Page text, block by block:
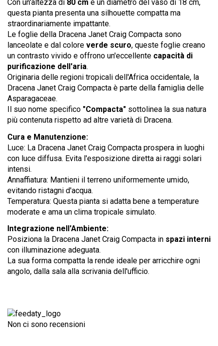
Con un'altezza di 80 cm e un diametro del vaso di 18 cm,
questa pianta presenta una silhouette compatta ma
straordinariamente impattante.
Le foglie della Dracena Janet Craig Compacta sono
lanceolate e dal colore verde scuro, queste foglie creano
un contrasto vivido e offrono un'eccellente capacità di
purificazione dell'aria.
Originaria delle regioni tropicali dell'Africa occidentale, la
Dracena Janet Craig Compacta è parte della famiglia delle
Asparagaceae.
Il suo nome specifico "Compacta" sottolinea la sua natura
più contenuta rispetto ad altre varietà di Dracena.
Cura e Manutenzione:
Luce: La Dracena Janet Craig Compacta prospera in luoghi
con luce diffusa. Evita l'esposizione diretta ai raggi solari
intensi.
Annaffiatura: Mantieni il terreno uniformemente umido,
evitando ristagni d'acqua.
Temperatura: Questa pianta si adatta bene a temperature
moderate e ama un clima tropicale simulato.
Integrazione nell'Ambiente:
Posiziona la Dracena Janet Craig Compacta in spazi interni
con illuminazione adeguata.
La sua forma compatta la rende ideale per arricchire ogni
angolo, dalla sala alla scrivania dell'ufficio.
Non ci sono recensioni